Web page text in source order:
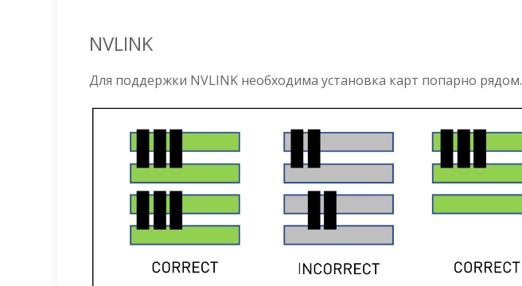
NVLINK
Для поддержки NVLINK необходима установка карт попарно рядом.